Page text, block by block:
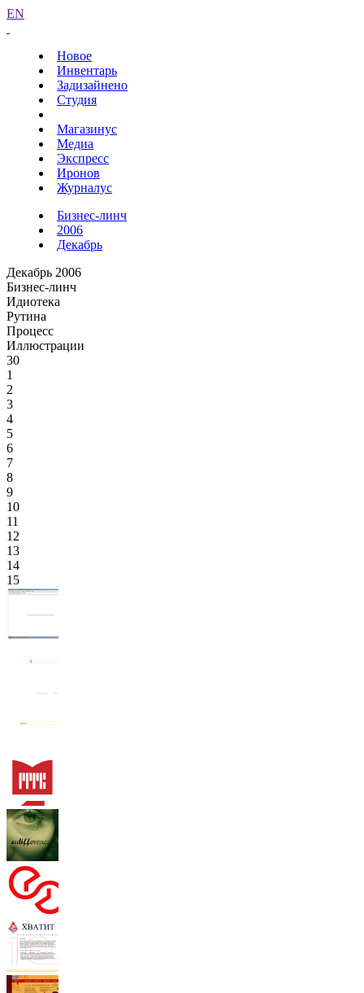
EN
Новое
Инвентарь
Задизайнено
Студия
Магазинус
Медиа
Экспресс
Иронов
Журналус
Бизнес-линч
2006
Декабрь
Декабрь 2006
Бизнес-линч
Идиотека
Рутина
Процесс
Иллюстрации
30
1
2
3
4
5
6
7
8
9
10
11
12
13
14
15